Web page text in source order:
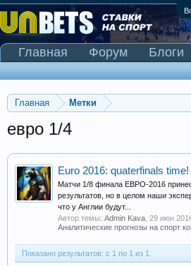
Главная Метки
евро 1/4
Euro 2016: quaterfinals time!
Матчи 1/8 финала ЕВРО-2016
результатов, но в целом наши
что у Англии будут...
Автор темы: Admin Kava 29 июн
Аналитические прогнозы на спорт
Показано результатов: с 1 по 1 из 1.
Главная Форум Блоги
Сканер Pinnacle